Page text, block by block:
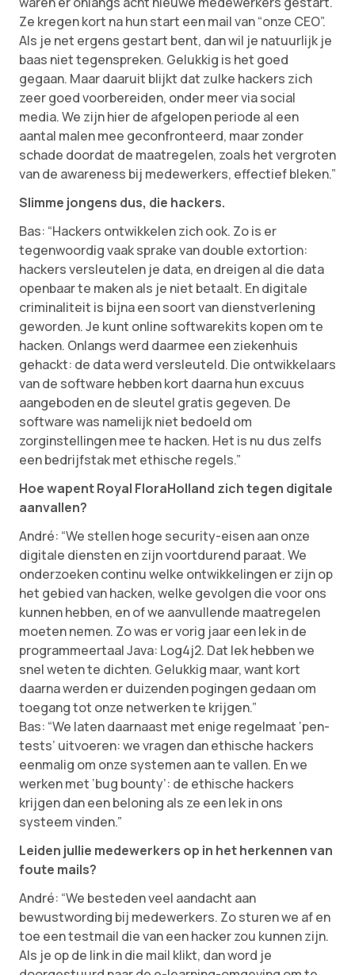
Ze kregen kort na hun start een mail van “onze CEO”.
Als je net ergens gestart bent, dan wil je natuurlijk je
baas niet tegenspreken. Gelukkig is het goed
gegaan. Maar daaruit blijkt dat zulke hackers zich
zeer goed voorbereiden, onder meer via social
media. We zijn hier de afgelopen periode al een
aantal malen mee geconfronteerd, maar zonder
schade doordat de maatregelen, zoals het vergroten
van de awareness bij medewerkers, effectief bleken.”
Slimme jongens dus, die hackers.
Bas: “Hackers ontwikkelen zich ook. Zo is er
tegenwoordig vaak sprake van double extortion:
hackers versleutelen je data, en dreigen al die data
openbaar te maken als je niet betaalt. En digitale
criminaliteit is bijna een soort van dienstverlening
geworden. Je kunt online softwarekits kopen om te
hacken. Onlangs werd daarmee een ziekenhuis
gehackt: de data werd versleuteld. Die ontwikkelaars
van de software hebben kort daarna hun excuus
aangeboden en de sleutel gratis gegeven. De
software was namelijk niet bedoeld om
zorginstellingen mee te hacken. Het is nu dus zelfs
een bedrijfstak met ethische regels.”
Hoe wapent Royal FloraHolland zich tegen digitale
aanvallen?
André: “We stellen hoge security-eisen aan onze
digitale diensten en zijn voortdurend paraat. We
onderzoeken continu welke ontwikkelingen er zijn op
het gebied van hacken, welke gevolgen die voor ons
kunnen hebben, en of we aanvullende maatregelen
moeten nemen. Zo was er vorig jaar een lek in de
programmeertaal Java: Log4j2. Dat lek hebben we
snel weten te dichten. Gelukkig maar, want kort
daarna werden er duizenden pogingen gedaan om
toegang tot onze netwerken te krijgen.”
Bas: “We laten daarnaast met enige regelmaat ‘pen-
tests’ uitvoeren: we vragen dan ethische hackers
eenmalig om onze systemen aan te vallen. En we
werken met ‘bug bounty’: de ethische hackers
krijgen dan een beloning als ze een lek in ons
systeem vinden.”
Leiden jullie medewerkers op in het herkennen van
foute mails?
André: “We besteden veel aandacht aan
bewustwording bij medewerkers. Zo sturen we af en
toe een testmail die van een hacker zou kunnen zijn.
Als je op de link in die mail klikt, dan word je